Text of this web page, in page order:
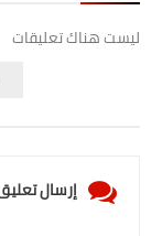
ليست هناك تعليقات
إرسال